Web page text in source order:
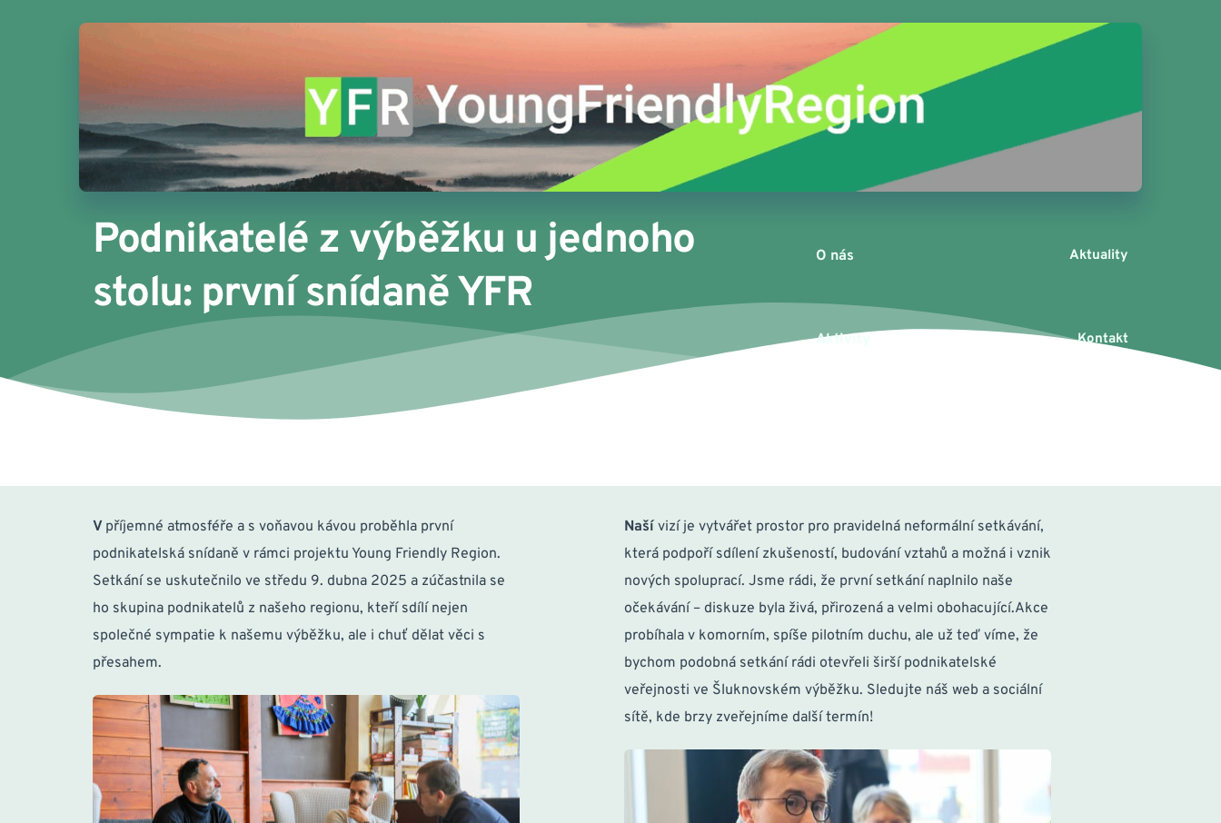
Podnikatelé z výběžku u jednoho
stolu: první snídaně YFR
O nás
Aktivity
Aktuality
Kontakt
V příjemné atmosféře a s voňavou kávou proběhla první
podnikatelská snídaně v rámci projektu Young Friendly Region.
Setkání se uskutečnilo ve středu 9. dubna 2025 a zúčastnila se
ho skupina podnikatelů z našeho regionu, kteří sdílí nejen
společné sympatie k našemu výběžku, ale i chuť dělat věci s
přesahem.
Naší vizí je vytvářet prostor pro pravidelná neformální setkávání,
která podpoří sdílení zkušeností, budování vztahů a možná i vznik
nových spoluprací. Jsme rádi, že první setkání naplnilo naše
očekávání – diskuze byla živá, přirozená a velmi obohacující.Akce
probíhala v komorním, spíše pilotním duchu, ale už teď víme, že
bychom podobná setkání rádi otevřeli širší podnikatelské
veřejnosti ve Šluknovském výběžku. Sledujte náš web a sociální
sítě, kde brzy zveřejníme další termín!